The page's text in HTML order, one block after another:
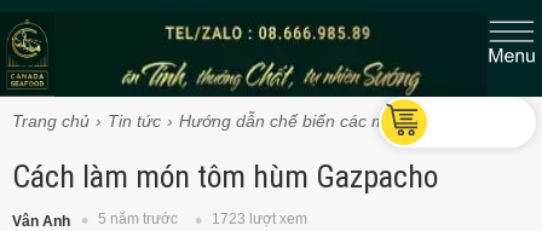
Trang chủ Tin tức Hướng dẫn chế biến các món Tôm hùm
Cách làm món tôm hùm Gazpacho
Vân Anh 5 năm trước 1723 lượt xem